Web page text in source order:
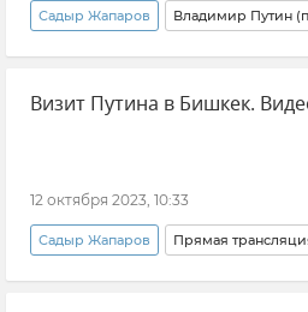
Садыр Жапаров Владимир Путин
Касым-Жомарт Токаев
Россия Политика
Белоруссия
Игры будущего
Визит Путина в Бишкек.
12 октября 2023, 10:33
Садыр Жапаров Прямая
Владимир Путин (политик)